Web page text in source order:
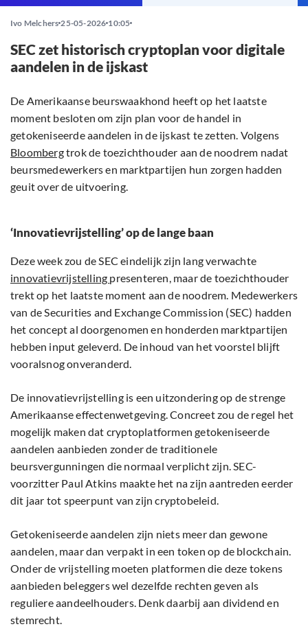
Ivo Melchers 25-05-2026 10:05
SEC zet historisch cryptoplan voor digitale
aandelen in de ijskast
De Amerikaanse beurswaakhond heeft op het laatste
moment besloten om zijn plan voor de handel in
getokeniseerde aandelen in de ijskast te zetten. Volgens
Bloombergtrok de toezichthouder aan de noodrem nadat
beursmedewerkers en marktpartijen hun zorgen hadden
geuit over de uitvoering.
‘Innovatievrijstelling’ op de lange baan
Deze week zou de SEC eindelijk zijn lang verwachte
innovatievrijstelling presenteren, maar de toezichthouder
trekt op het laatste moment aan de noodrem. Medewerkers
van de Securities and Exchange Commission (SEC) hadden
het concept al doorgenomen en honderden marktpartijen
hebben input geleverd. De inhoud van het voorstel blijft
vooralsnog onveranderd.
De innovatievrijstelling is een uitzondering op de strenge
Amerikaanse effectenwetgeving. Concreet zou de regel het
mogelijk maken dat cryptoplatformen getokeniseerde
aandelen aanbieden zonder de traditionele
beursvergunningen die normaal verplicht zijn. SEC-
voorzitter Paul Atkins maakte het na zijn aantreden eerder
dit jaar tot speerpunt van zijn cryptobeleid.
Getokeniseerde aandelen zijn niets meer dan gewone
aandelen, maar dan verpakt in een token op de blockchain.
Onder de vrijstelling moeten platformen die deze tokens
aanbieden beleggers wel dezelfde rechten geven als
reguliere aandeelhouders. Denk daarbij aan dividend en
stemrecht.